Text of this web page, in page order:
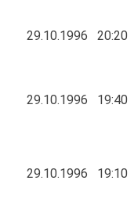
29.10.1996 20:20
29.10.1996 19:40
29.10.1996 19:10